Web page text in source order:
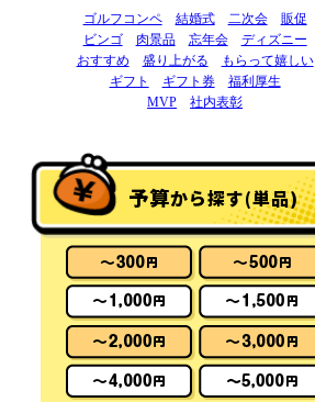
ゴルフコンペ 結婚式 二次会
販促
ビンゴ
肉景品 忘年会
ディズニー
おすすめ
盛り上がる
もらって嬉しい
ギフト
ギフト券
福利厚生
MVP
社内表彰
予算から探す(単品)